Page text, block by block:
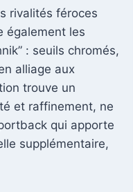
rivalités féroces
également les
: seuils chromés,
alliage aux
trouve un
et raffinement, ne
qui apporte
supplémentaire,